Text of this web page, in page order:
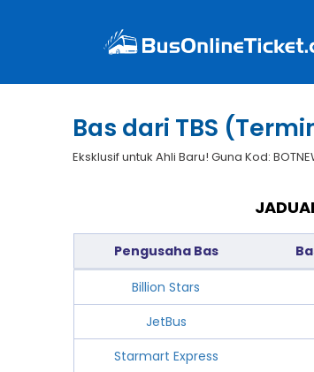
Bas dari TBS
Eksklusif untuk Ahli Baru! Guna Kod:
Pengusaha Bas
Billion Stars
JetBus
Starmart Express